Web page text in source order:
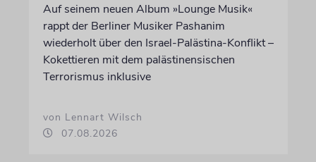
Auf seinem neuen Album »Lounge Musik«
rappt der Berliner Musiker Pashanim
wiederholt über den Israel-Palästina-Konflikt –
Kokettieren mit dem palästinensischen
Terrorismus inklusive
von Lennart Wilsch
07.08.2026